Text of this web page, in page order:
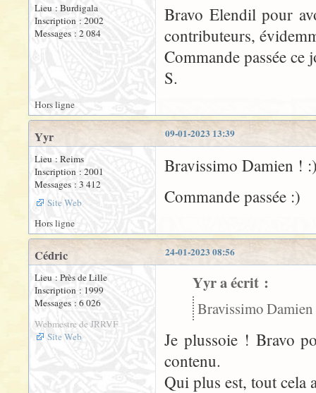
Lieu : Burdigala
Inscription : 2002
Messages : 2 084
Bravo Elendil pour
contributeurs,
Commande passée ce
S.
Hors ligne
09-01-2023 13:39
Yyr
Lieu : Reims
Inscription : 2001
Messages : 3 412
Site Web
Bravissimo Damien !
Commande passée :)
Hors ligne
24-01-2023 08:56
Cédric
Lieu : Près de Lille
Inscription : 1999
Messages : 6 026
Webmestre de JRRVF
Site Web
Yyr a écrit :
Bravissimo
Je plussoie ! Bravo
contenu.
Qui plus est, tout cela